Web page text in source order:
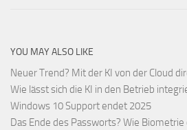
YOU MAY ALSO LIKE
Neuer Trend? Mit der KI von der Cloud
Wie lässt sich die KI in den Betrieb
Windows 10 Support endet 2025
Das Ende des Passworts? Wie